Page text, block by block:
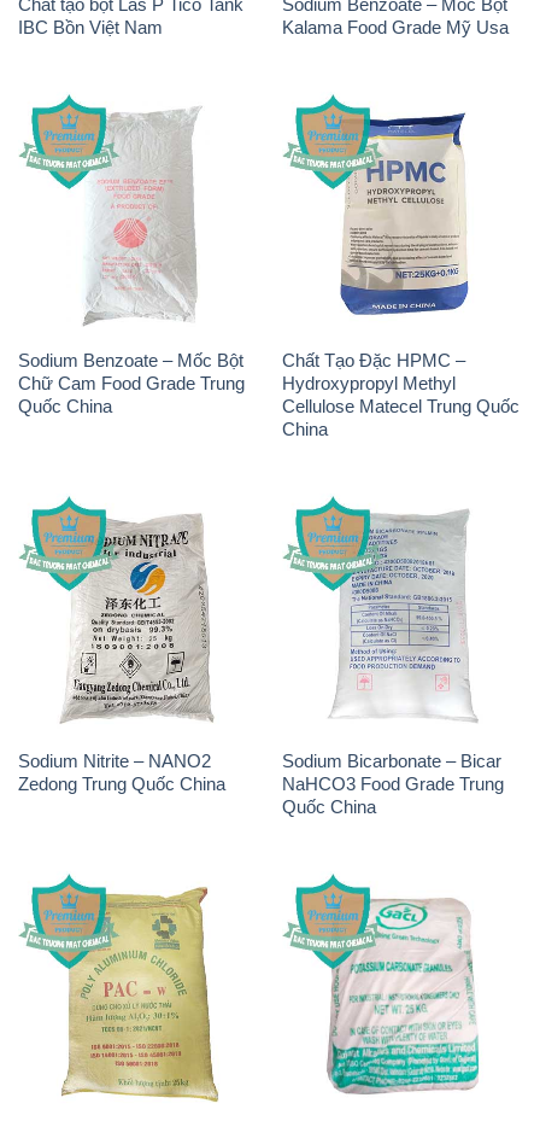
Sodium Benzoate – Mốc Bột
Chữ Cam Food Grade Trung
Quốc China
Chất Tạo Đặc HPMC –
Hydroxypropyl Methyl
Cellulose Matecel Trung Quốc
Sodium Nitrite – NANO2
Zedong Trung Quốc China
Sodium Bicarbonate – Bicar
NaHCO3 Food Grade Trung
Quốc China
PAC – Polyaluminium
Chloride Việt Trì Việt Nam
K2Co3 – Potassium
Carbonate GACL Ấn Độ India